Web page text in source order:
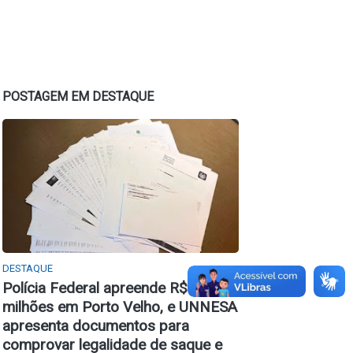
POSTAGEM EM DESTAQUE
DESTAQUE
Polícia Federal apreende R$ 2
milhões em Porto Velho, e UNNESA
apresenta documentos para
comprovar legalidade de saque e